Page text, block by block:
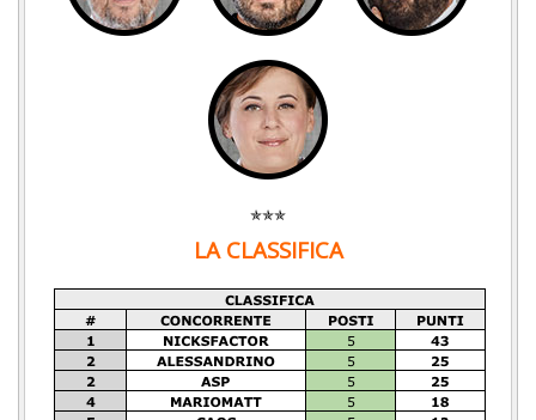
✯✯✯
LA CLASSIFICA